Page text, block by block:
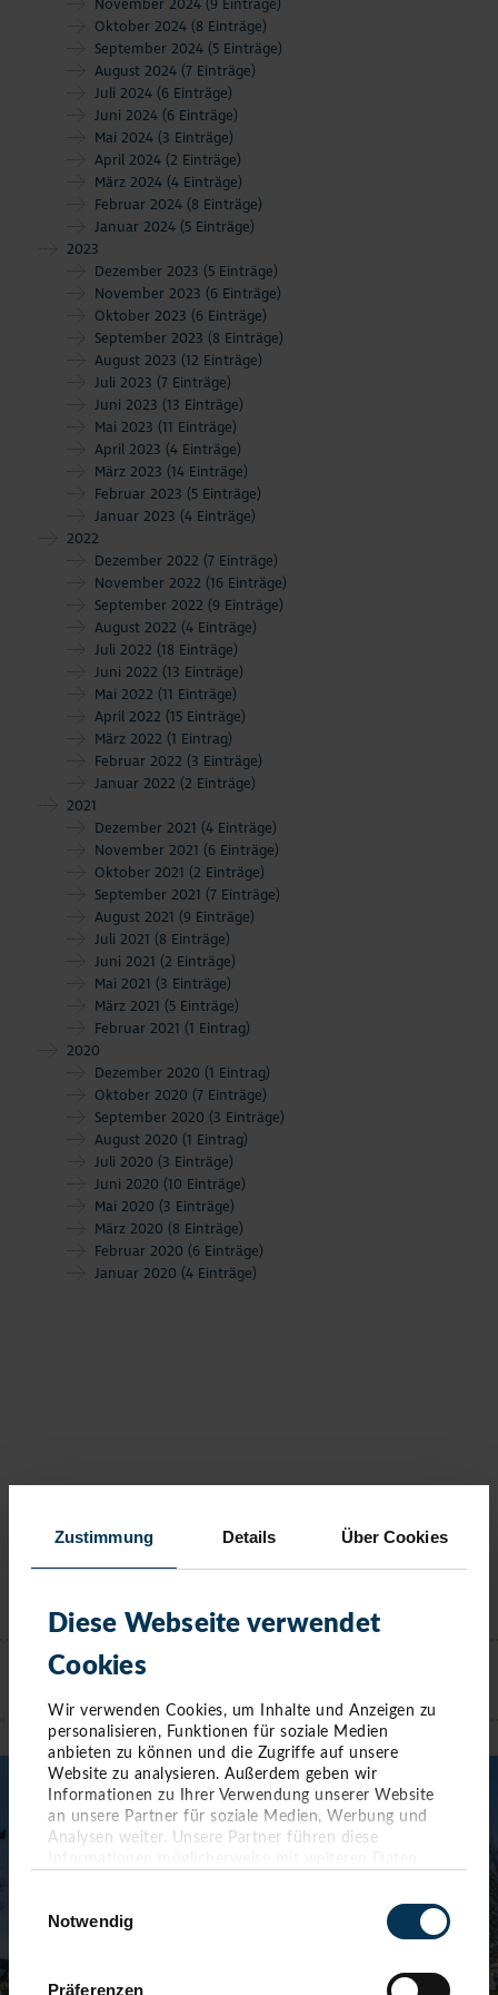
Zustimmung Details Über Cookies
Diese Webseite verwendet
Cookies
Wir verwenden Cookies, um Inhalte und Anzeigen zu
personalisieren, Funktionen für soziale Medien
anbieten zu können und die Zugriffe auf unsere
Website zu analysieren. Außerdem geben wir
Informationen zu Ihrer Verwendung unserer Website
an unsere Partner für soziale Medien, Werbung und
Analysen weiter. Unsere Partner führen diese
sie im Rahmen Ihrer Nutzung der Dienste gesammelt
haben. Sie geben Einwilligung zu unseren Cookies,
Notwendig
Präferenzen
November 2024 (9 Einträge)
Oktober 2024 (8 Einträge)
September 2024 (5 Einträge)
August 2024 (7 Einträge)
Juli 2024 (6 Einträge)
Juni 2024 (6 Einträge)
Mai 2024 (3 Einträge)
April 2024 (2 Einträge)
März 2024 (4 Einträge)
Februar 2024 (8 Einträge)
Januar 2024 (5 Einträge)
2023
Dezember 2023 (5 Einträge)
November 2023 (6 Einträge)
Oktober 2023 (6 Einträge)
September 2023 (8 Einträge)
August 2023 (12 Einträge)
Juli 2023 (7 Einträge)
Juni 2023 (13 Einträge)
Mai 2023 (11 Einträge)
April 2023 (4 Einträge)
März 2023 (14 Einträge)
Februar 2023 (5 Einträge)
Januar 2023 (4 Einträge)
2022
Dezember 2022 (7 Einträge)
November 2022 (16 Einträge)
September 2022 (9 Einträge)
August 2022 (4 Einträge)
Juli 2022 (18 Einträge)
Juni 2022 (13 Einträge)
Mai 2022 (11 Einträge)
April 2022 (15 Einträge)
März 2022 (1 Eintrag)
Februar 2022 (3 Einträge)
Januar 2022 (2 Einträge)
2021
Dezember 2021 (4 Einträge)
November 2021 (6 Einträge)
Oktober 2021 (2 Einträge)
September 2021 (7 Einträge)
August 2021 (9 Einträge)
Juli 2021 (8 Einträge)
Juni 2021 (2 Einträge)
Mai 2021 (3 Einträge)
März 2021 (5 Einträge)
Februar 2021 (1 Eintrag)
2020
Dezember 2020 (1 Eintrag)
Oktober 2020 (7 Einträge)
September 2020 (3 Einträge)
August 2020 (1 Eintrag)
Juli 2020 (3 Einträge)
Juni 2020 (10 Einträge)
Mai 2020 (3 Einträge)
März 2020 (8 Einträge)
Februar 2020 (6 Einträge)
Januar 2020 (4 Einträge)
KONTAKT
TIMMENDORFER STRAND